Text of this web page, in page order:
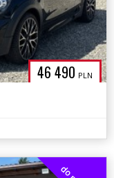
46 490 PLN